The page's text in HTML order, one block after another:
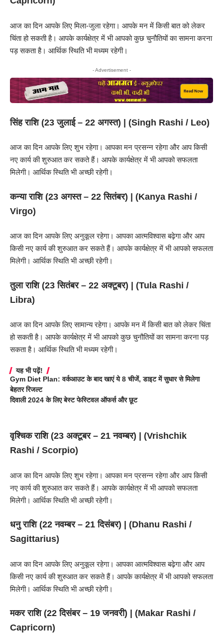
आज का दिन आपके लिए मिला-जुला रहेगा। आपके मन में किसी बात को लेकर
चिंता हो सकती है। आपके कार्यक्षेत्र में भी आपको कुछ चुनौतियों का सामना करना
पड़ सकता है। आर्थिक स्थिति भी मध्यम रहेगी।
- Advertisement -
सिंह राशि (23 जुलाई – 22 अगस्त) | (Singh Rashi / Leo)
आज का दिन आपके लिए शुभ रहेगा। आपका मन प्रसन्न रहेगा और आप किसी
नए कार्य की शुरुआत कर सकते हैं। आपके कार्यक्षेत्र में भी आपको सफलता
मिलेगी। आर्थिक स्थिति भी अच्छी रहेगी।
कन्या राशि (23 अगस्त – 22 सितंबर) | (Kanya Rashi /
Virgo)
आज का दिन आपके लिए अनुकूल रहेगा। आपका आत्मविश्वास बढ़ेगा और आप
किसी नए कार्य की शुरुआत कर सकते हैं। आपके कार्यक्षेत्र में भी आपको सफलता
मिलेगी। आर्थिक स्थिति भी अच्छी रहेगी।
तुला राशि (23 सितंबर – 22 अक्टूबर) | (Tula Rashi /
Libra)
आज का दिन आपके लिए सामान्य रहेगा। आपके मन में किसी बात को लेकर चिंता
हो सकती है। आपके कार्यक्षेत्र में भी आपको कुछ चुनौतियों का सामना करना पड़
सकता है। आर्थिक स्थिति भी मध्यम रहेगी।
यह भी पढ़ें!
Gym Diet Plan: वर्कआउट के बाद खाएं ये 8 चीजें, डाइट में सुधार से मिलेगा
बेहतर रिजल्ट
दिवाली 2024 के लिए बेस्ट फेस्टिवल ऑफर्स और छूट
वृश्चिक राशि (23 अक्टूबर – 21 नवम्बर) | (Vrishchik
Rashi / Scorpio)
आज का दिन आपके लिए शुभ रहेगा। आपका मन प्रसन्न रहेगा और आप किसी
नए कार्य की शुरुआत कर सकते हैं। आपके कार्यक्षेत्र में भी आपको सफलता
मिलेगी। आर्थिक स्थिति भी अच्छी रहेगी।
धनु राशि (22 नवम्बर – 21 दिसंबर) | (Dhanu Rashi /
Sagittarius)
आज का दिन आपके लिए अनुकूल रहेगा। आपका आत्मविश्वास बढ़ेगा और आप
किसी नए कार्य की शुरुआत कर सकते हैं। आपके कार्यक्षेत्र में भी आपको सफलता
मिलेगी। आर्थिक स्थिति भी अच्छी रहेगी।
मकर राशि (22 दिसंबर – 19 जनवरी) | (Makar Rashi /
Capricorn)